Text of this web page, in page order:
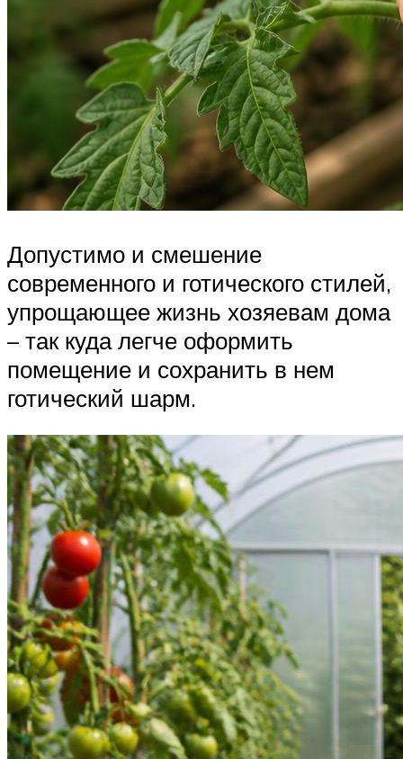
Допустимо и смешение
современного и готического стилей,
упрощающее жизнь хозяевам дома
– так куда легче оформить
помещение и сохранить в нем
готический шарм.